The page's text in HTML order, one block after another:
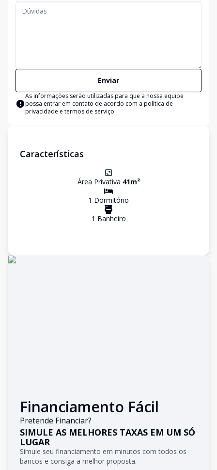
Enviar
As informações serão utilizadas para que a nossa equipe
possa entrar em contato de acordo com a política de
privacidade e termos de serviço
Características
Área Privativa 41m²
1 Dormitório
1 Banheiro
Financiamento Fácil
Pretende Financiar?
SIMULE AS MELHORES TAXAS EM UM SÓ
LUGAR
Simule seu financiamento em minutos com todos os
bancos e consiga a melhor proposta.